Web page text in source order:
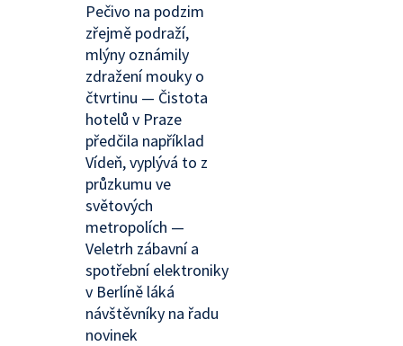
Pečivo na podzim
zřejmě podraží,
mlýny oznámily
zdražení mouky o
čtvrtinu — Čistota
hotelů v Praze
předčila například
Vídeň, vyplývá to z
průzkumu ve
světových
metropolích —
Veletrh zábavní a
spotřební elektroniky
v Berlíně láká
návštěvníky na řadu
novinek